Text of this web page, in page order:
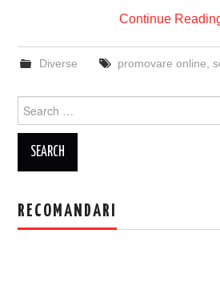
Continue
Diverse promovare online
for:
RECOMANDARI